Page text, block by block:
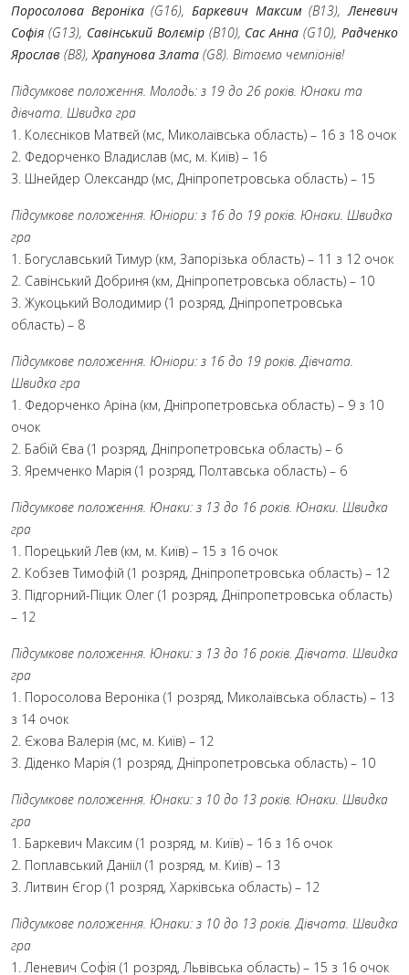
Поросолова Вероніка(G16), Баркевич Максим(B13), Леневич
Софія (G13), Савінський Волємір (B10), Сас Анна(G10), Радченко
Ярослав (B8), Храпунова Злата (G8). Вітаємо чемпіонів!
Підсумкове положення. Молодь: з 19 до 26 років. Юнаки та
дівчата. Швидка гра
1. Колєсніков Матвєй (мс, Миколаївська область) – 16 з 18 очок
2. Федорченко Владислав (мс, м. Київ) – 16
3. Шнейдер Олександр (мс, Дніпропетровська область) – 15
Підсумкове положення. Юніори: з 16 до 19 років. Юнаки. Швидка
гра
1. Богуславський Тимур (км, Запорізька область) – 11 з 12 очок
2. Савінський Добриня (км, Дніпропетровська область) – 10
3. Жукоцький Володимир (1 розряд, Дніпропетровська
область) – 8
Підсумкове положення. Юніори: з 16 до 19 років. Дівчата.
Швидка гра
1. Федорченко Аріна (км, Дніпропетровська область) – 9 з 10
очок
2. Бабій Єва (1 розряд, Дніпропетровська область) – 6
3. Яремченко Марія (1 розряд, Полтавська область) – 6
Підсумкове положення. Юнаки: з 13 до 16 років. Юнаки. Швидка
гра
1. Порецький Лев (км, м. Київ) – 15 з 16 очок
2. Кобзев Тимофій (1 розряд, Дніпропетровська область) – 12
3. Підгорний-Піцик Олег (1 розряд, Дніпропетровська область)
– 12
Підсумкове положення. Юнаки: з 13 до 16 років. Дівчата. Швидка
гра
1. Поросолова Вероніка (1 розряд, Миколаївська область) – 13
з 14 очок
2. Єжова Валерія (мс, м. Київ) – 12
3. Діденко Марія (1 розряд, Дніпропетровська область) – 10
Підсумкове положення. Юнаки: з 10 до 13 років. Юнаки. Швидка
гра
1. Баркевич Максим (1 розряд, м. Київ) – 16 з 16 очок
2. Поплавський Данііл (1 розряд, м. Київ) – 13
3. Литвин Єгор (1 розряд, Харківська область) – 12
Підсумкове положення. Юнаки: з 10 до 13 років. Дівчата. Швидка
гра
1. Леневич Софія (1 розряд, Львівська область) – 15 з 16 очок